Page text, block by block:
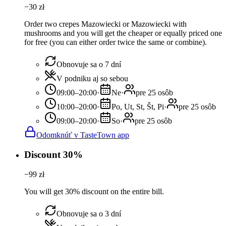
−30 zł
Order two crepes Mazowiecki or Mazowiecki with
mushrooms and you will get the cheaper or equally priced one
for free (you can either order twice the same or combine).
Obnovuje sa o 7 dní
V podniku aj so sebou
09:00–20:00· Ne·
pre 25 osôb
10:00–20:00· Po, Ut, St, Št, Pi·
pre 25 osôb
09:00–20:00· So·
pre 25 osôb
Odomknúť v TasteTown app
Discount 30%
−99 zł
You will get 30% discount on the entire bill.
Obnovuje sa o 3 dní